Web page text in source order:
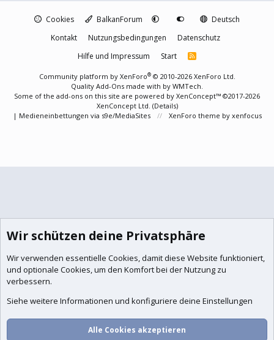
Cookies BalkanForum
Deutsch
Kontakt
Nutzungsbedingungen
Datenschutz
Hilfe und Impressum
Start
R
Community platform by XenForo® © 2010-2026 XenForo Ltd.
Quality Add-Ons made with by WMTech
Some of the add-ons on this site are powered by XenConcept™ ©2017-2026
XenConcept Ltd. (Details)
| Medieneinbettungen via s9e/MediaSites XenForo theme by xenfocus
Wir schützen deine Privatsphäre
Wir verwenden essentielle Cookies, damit diese Website funktioniert,
und optionale Cookies, um den Komfort bei der Nutzung zu
verbessern.
Siehe weitere Informationen und konfiguriere deine Einstellungen
Alle Cookies akzeptieren